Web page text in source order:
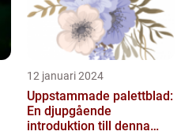
12 januari 2024
Uppstammade palettblad:
En djupgående
introduktion till denna